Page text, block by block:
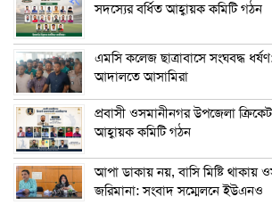
সদস্যের বর্ধিত আহ্বায়ক কমিটি গঠন
এম‌সি কলেজ ছাত্রাবাসে সংঘবদ্ধ
আদালতে আসামিরা
প্রবাসী ওসমানীনগর উপজেলা
আহ্বায়ক কমিটি গঠন
আপা ডাকায় নয়, বাসি মিষ্টি থাকায়
জরিমানা: সংবাদ সম্মেলনে ইউএনও